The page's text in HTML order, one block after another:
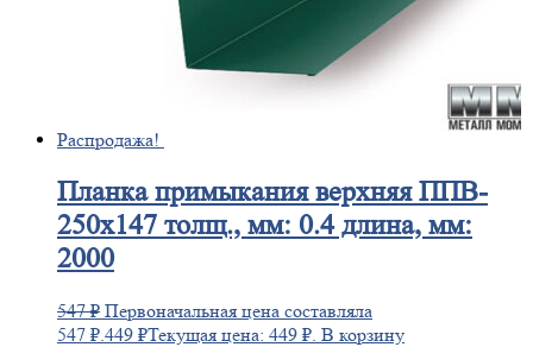
Распродажа!
Планкапримыкания верхняя ППВ-
250х147 толщ., мм: 0.4 длина, мм:
2000
547₽ Первоначальная цена составляла
547 ₽.449 ₽Текущая цена: 449 ₽. В корзину